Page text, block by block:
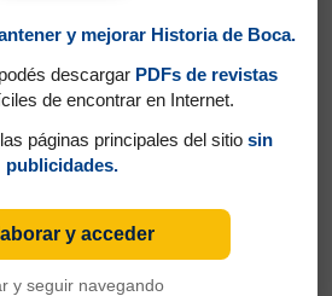
1
y mejorar Historia de Boca.
descargar PDFs de revistas
de encontrar en Internet.
páginas principales del sitio sin
publicidades.
y acceder
y seguir navegando